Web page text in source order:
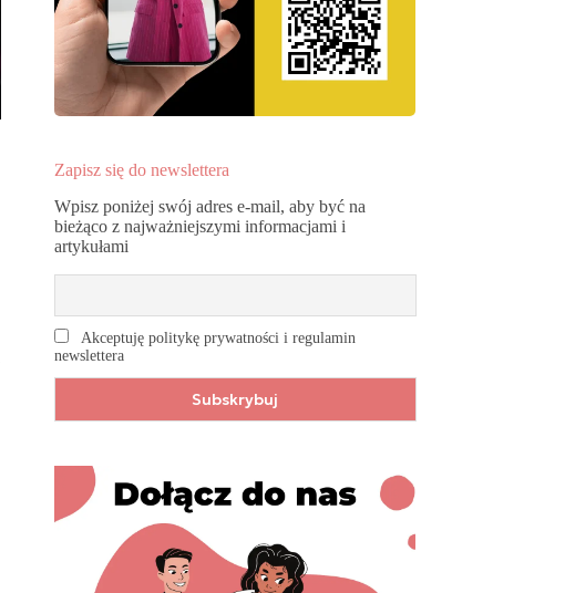
Zapisz się do newslettera
Wpisz poniżej swój adres e-mail, aby być na
bieżąco z najważniejszymi informacjami i
artykułami
Akceptuję politykę prywatności i regulamin
newslettera